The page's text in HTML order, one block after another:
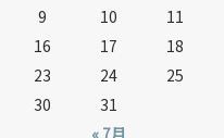
9
10 11
16
17 18
23
24 25
30
31